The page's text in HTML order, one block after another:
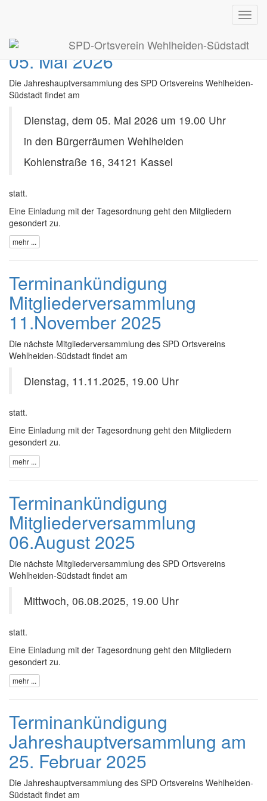
SPD-Ortsverein Wehlheiden-Südstadt
Jahreshauptversammlung am
05. Mai 2026
Die Jahreshauptversammlung des SPD Ortsvereins Wehlheiden-
Südstadt findet am
Dienstag, dem 05. Mai 2026 um 19.00 Uhr
in den Bürgerräumen Wehlheiden
Kohlenstraße 16, 34121 Kassel
statt.
Eine Einladung mit der Tagesordnung geht den Mitgliedern
gesondert zu.
mehr ...
Terminankündigung
Mitgliederversammlung
11.November 2025
Die nächste Mitgliederversammlung des SPD Ortsvereins
Wehlheiden-Südstadt findet am
Dienstag, 11.11.2025, 19.00 Uhr
statt.
Eine Einladung mit der Tagesordnung geht den Mitgliedern
gesondert zu.
mehr ...
Terminankündigung
Mitgliederversammlung
06.August 2025
Die nächste Mitgliederversammlung des SPD Ortsvereins
Wehlheiden-Südstadt findet am
Mittwoch, 06.08.2025, 19.00 Uhr
statt.
Eine Einladung mit der Tagesordnung geht den Mitgliedern
gesondert zu.
mehr ...
Terminankündigung
Jahreshauptversammlung am
25. Februar 2025
Die Jahreshauptversammlung des SPD Ortsvereins Wehlheiden-
Südstadt findet am